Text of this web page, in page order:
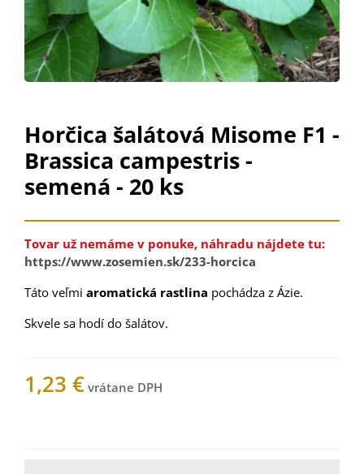
Horčica šalátová Misome F1 -
Brassica campestris -
semená - 20 ks
Tovar už nemáme v ponuke, náhradu nájdete tu:
https://www.zosemien.sk/233-horcica
Táto veľmi aromatická rastlina pochádza z Ázie.
Skvele sa hodí do šalátov.
1,23 €